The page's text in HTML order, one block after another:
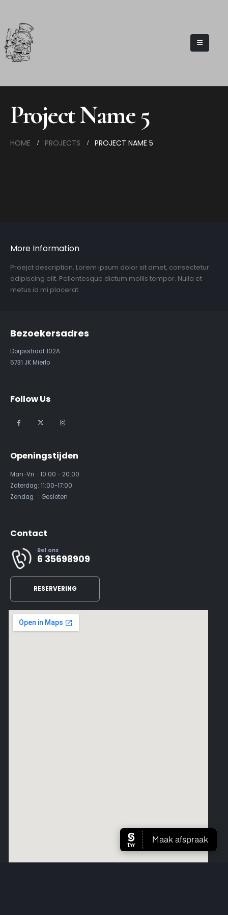
Project Name 5
HOME PROJECTS PROJECT NAME 5
More Information
Proejct description, Lorem ipsum dolor sit amet, consectetur
adipiscing elit. Pellentesque dictum mollis tempor. Nulla et
metus id mi placerat.
Bezoekersadres
Dorpsstraat 102A
5731 JK Mierlo
Follow Us
Openingstijden
Man-Vri : 10:00 - 20:00
Zaterdag: 11:00-17:00
Zondag : Gesloten
Contact
Bel ons
6 35698909
RESERVERING